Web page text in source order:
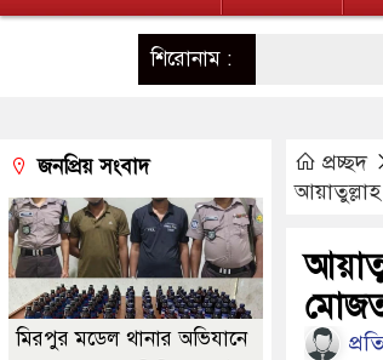
শিরোনাম :
প্রচ্ছদ
জনপ্রিয় সংবাদ
মিরপুর মডেল থানার অভিযানে